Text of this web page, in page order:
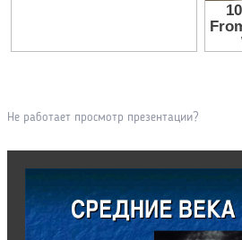
Не работает просмотр презентации?